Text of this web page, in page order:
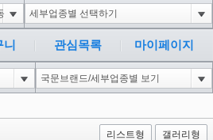
아이콘
'0:0:15' --
아이콘
1
'0:0:15' --
아이콘
1
니 관심목록 마이페이지
리스트형 갤러리형